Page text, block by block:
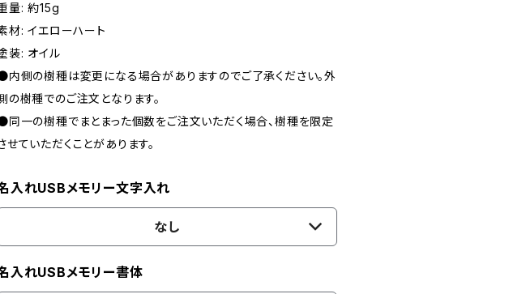
量: 約15g
材: イエローハート
装: オイル
内側の樹種は変更になる場合がありますのでご了承ください。外
の樹種でのご注文となります。
同一の樹種でまとまった個数をご注文いただく場合、樹種を限定
せていただくことがあります。
入れUSBメモリー文字入れ
なし
入れUSBメモリー書体